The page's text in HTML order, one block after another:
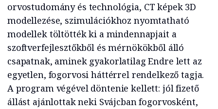
orvostudomány és technológia, CT képek 3D
modellezése, szimulációkhoz nyomtatható
modellek töltötték ki a mindennapjait a
szoftverfejlesztőkből és mérnökökből álló
csapatnak, aminek gyakorlatilag Endre lett az
egyetlen, fogorvosi háttérrel rendelkező tagja.
A program végével döntenie kellett: jól fizető
állást ajánlottak neki Svájcban fogorvosként,